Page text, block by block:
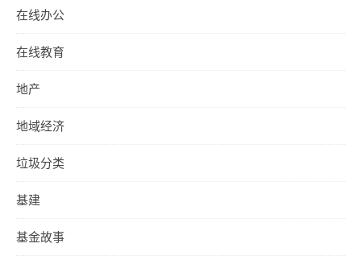
在线办公
在线教育
地产
地域经济
垃圾分类
基建
基金故事